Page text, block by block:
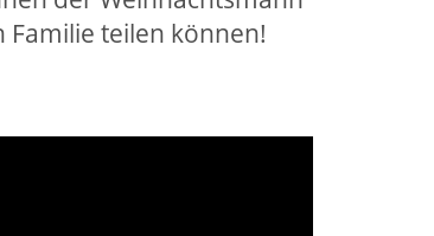
Familie teilen können!